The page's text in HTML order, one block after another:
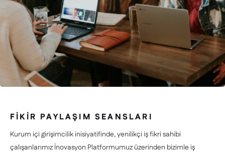
FİKİR PAYLAŞIM SEANSLARI
Kurum içi girişimcilik inisiyatifinde, yenilikçi iş fikri sahibi
çalışanlarımız İnovasyon Platformumuz üzerinden bizimle iş